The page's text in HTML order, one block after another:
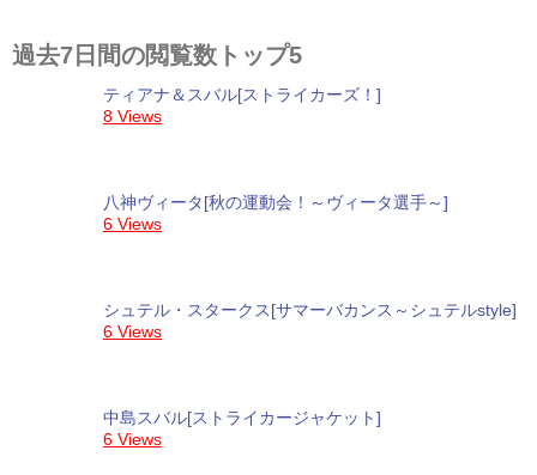
過去7日間の閲覧数トップ5
ティアナ＆スバル[ストライカーズ！]
8 Views
八神ヴィータ[秋の運動会！～ヴィータ選手～]
6 Views
シュテル・スタークス[サマーバカンス～シュテルstyle]
6 Views
中島スバル[ストライカージャケット]
6 Views